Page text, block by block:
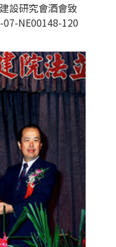
設研究會酒會致
07-NE00148-120